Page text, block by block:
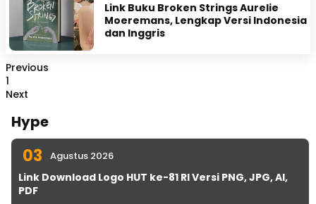
Link Buku Broken Strings Aurelie
Moeremans, Lengkap Versi Indonesia
dan Inggris
Previous
1
Next
Hype
03 Agustus 2026
Link Download Logo HUT ke-81 RI Versi PNG, JPG, AI,
PDF